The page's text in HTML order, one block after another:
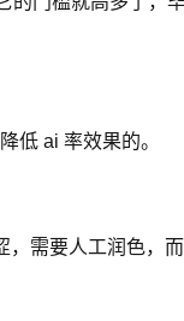
低 ai 率效果的。
需要人工润色，